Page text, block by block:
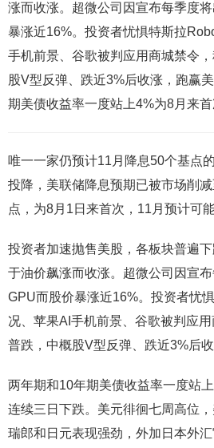
涨而收涨。超微公司因宣布每季度
暴涨近16%。投资者忧惧特斯拉
手机前景、谷歌被判应用商城禁令
股V型反弹、跌近3%后收涨，跑赢
期美债收益率一度站上4%为8月来
唯一一家仍预计11月降息50个基点
投降，美联储降息预期已被市场削
点，为8月1日来首次，11月预计可
投资者加速抛售美股，各板块普遍
于油价飙涨而收涨。超微公司因宣
GPU而股价暴涨近16%。投资者忧
况、苹果AI手机前景、谷歌被判应
普跌，中概股V型反弹、跌近3%后
两年期和10年期美债收益率一度站
连续三日下跌。美元徘徊七周高位
瑞郎和日元表现强劲，外加日本外